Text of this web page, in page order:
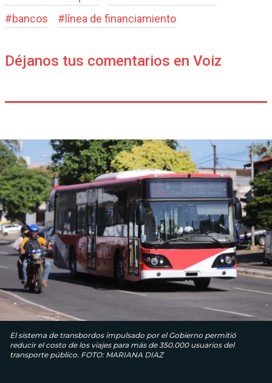
#bancos #línea de financiamiento
Déjanos tus comentarios en Voiz
El sistema de transbordos impulsado por el Gobierno permitió
reducir el costo de los viajes para más de 350.000 usuarios del
transporte público. FOTO: MARIANA DIAZ